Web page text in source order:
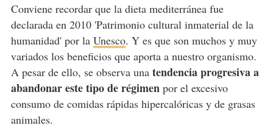
Conviene recordar que la dieta mediterránea fue
declarada en 2010 'Patrimonio cultural inmaterial de la
humanidad' por la Unesco. Y es que son muchos y muy
variados los beneficios que aporta a nuestro organismo.
A pesar de ello, se observa una tendencia progresiva a
abandonar este tipo de régimen por el excesivo
consumo de comidas rápidas hipercalóricas y de grasas
animales.